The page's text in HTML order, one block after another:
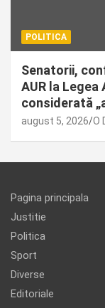
POLITICA
Senatorii,
AUR la
considerată
august 5, 2026 O
Pagina principala
Justitie
Politica
Sport
Diverse
Editoriale